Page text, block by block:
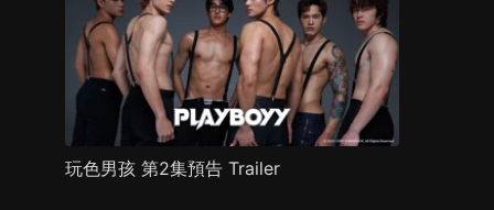
玩色男孩 第2集預告 Trailer